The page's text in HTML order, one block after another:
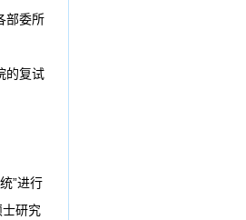
部委所
的复试
”进行
研究